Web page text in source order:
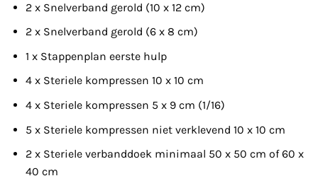
2 x Snelverband gerold (10 x 12 cm)
2 x Snelverband gerold (6 x 8 cm)
1 x Stappenplan eerste hulp
4 x Steriele kompressen 10 x 10 cm
4 x Steriele kompressen 5 x 9 cm (1/16)
5 x Steriele kompressen niet verklevend 10 x 10 cm
2 x Steriele verbanddoek minimaal 50 x 50 cm of 60 x
40 cm